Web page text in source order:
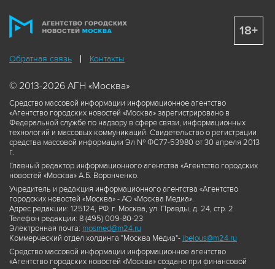
Обратная связь Контакты
© 2013-2026 АГН «Москва»
Средство массовой информации информационное агентство
«Агентство городских новостей «Москва» зарегистрировано в
Федеральной службе по надзору в сфере связи, информационных
технологий и массовых коммуникаций. Свидетельство о регистрации
средства массовой информации Эл № ФС77-53980 от 30 апреля 2013
г.
Главный редактор информационного агентства «Агентство городских
новостей «Москва» А.Б. Воронченко.
Учредитель и редакция информационного агентства «Агентство
городских новостей «Москва» - АО «Москва Медиа».
Адрес редакции: 125124, РФ, г. Москва, ул. Правды, д. 24, стр. 2
Телефон редакции: 8 (495) 009-80-23
Электронная почта: mosmed@m24.ru
Коммерческий отдел холдинга "Москва Медиа"- ibelous@m24.ru
Средство массовой информации информационное агентство
«Агентство городских новостей «Москва» создано при финансовой
18+